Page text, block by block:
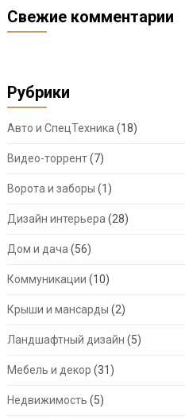
Свежие комментарии
Рубрики
Авто и СпецТехника (18)
Видео-торрент(7)
Ворота и заборы (1)
Дизайн интерьера (28)
Дом и дача (56)
Коммуникации (10)
Крыши и мансарды (2)
Ландшафтный дизайн (5)
Мебель и декор (31)
Недвижимость (5)